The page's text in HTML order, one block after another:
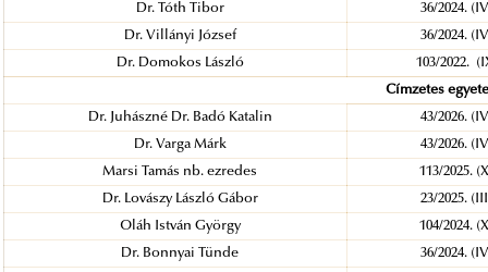
Dr. Tóth Tibor 36/2024.
Dr. Villányi József 36/2024.
Dr. Domokos László 103/2022.
Címzetes
Dr. Juhászné Dr. Badó Katalin 43/2026.
Dr. Varga Márk 43/2026.
Marsi Tamás nb. ezredes 113/2025.
Dr. Lovászy László Gábor 23/2025.
Oláh István György 104/2024.
Dr. Bonnyai Tünde 36/2024.